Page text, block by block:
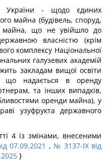
України - щодо єдиних
майна (будівель, споруд,
майна, що не увійшло до
власністю (крім
комплексу Національної
галузевих академій
закладам вищої освіти
що надається в оренду
та інших випадків,
оренди майна), у
узуфрукта державного
4 із змінами, внесеними
07.09.2021 , № 3137-IX від
}